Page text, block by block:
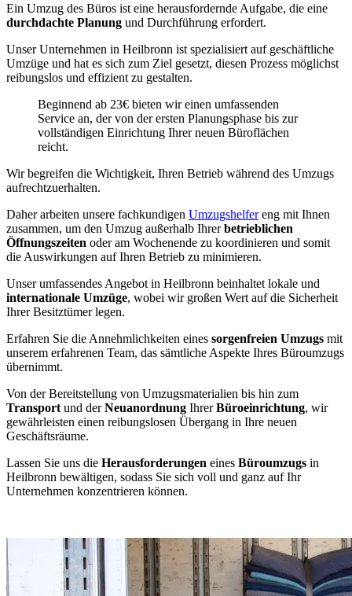
Ein Umzug des Büros ist eine herausfordernde Aufgabe, die eine
durchdachte Planung und Durchführung erfordert.
Unser Unternehmen in Heilbronn ist spezialisiert auf geschäftliche
Umzüge und hat es sich zum Ziel gesetzt, diesen Prozess möglichst
reibungslos und effizient zu gestalten.
Beginnend ab 23€ bieten wir einen umfassenden
Service an, der von der ersten Planungsphase bis zur
vollständigen Einrichtung Ihrer neuen Büroflächen
reicht.
Wir begreifen die Wichtigkeit, Ihren Betrieb während des Umzugs
aufrechtzuerhalten.
Daher arbeiten unsere fachkundigen Umzugshelfereng mit Ihnen
zusammen, um den Umzug außerhalb Ihrerbetrieblichen
Öffnungszeiten oder am Wochenende zu koordinieren und somit
die Auswirkungen auf Ihren Betrieb zu minimieren.
Unser umfassendes Angebot in Heilbronn beinhaltet lokale und
internationale Umzüge, wobei wir großen Wert auf die Sicherheit
Ihrer Besitztümer legen.
Erfahren Sie die Annehmlichkeiten eines sorgenfreien Umzugs mit
unserem erfahrenen Team, das sämtliche Aspekte Ihres Büroumzugs
übernimmt.
Von der Bereitstellung von Umzugsmaterialien bis hin zum
Transport und derNeuanordnung IhrerBüroeinrichtung, wir
gewährleisten einen reibungslosen Übergang in Ihre neuen
Geschäftsräume.
Lassen Sie uns die Herausforderungen eines Büroumzugs in
Heilbronn bewältigen, sodass Sie sich voll und ganz auf Ihr
Unternehmen konzentrieren können.